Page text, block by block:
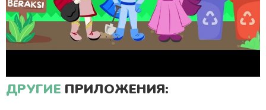
ДРУГИЕ ПРИЛОЖЕНИЯ: